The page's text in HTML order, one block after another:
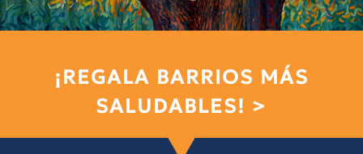
¡REGALA BARRIOS MÁS
SALUDABLES! >